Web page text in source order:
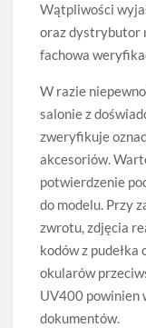
Wątpliwości
oraz dystrybutor
fachowa
W razie
salonie z
zweryfikuje
akcesoriów.
potwierdzenie
do modelu. Przy
zwrotu, zdjęcia
kodów z
okularów
UV400 powinien
dokumentów.